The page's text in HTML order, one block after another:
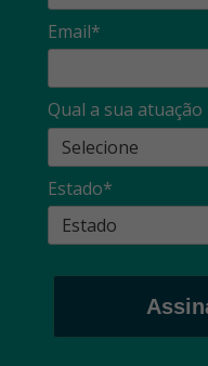
Email*
Qual a sua
Estado*